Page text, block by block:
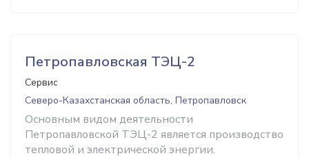
Петропавловская ТЭЦ-2
Сервис
Северо-Казахстанская область, Петропавловск
Основным видом деятельности
Петропавловской ТЭЦ-2 является производство
тепловой и электрической энергии.